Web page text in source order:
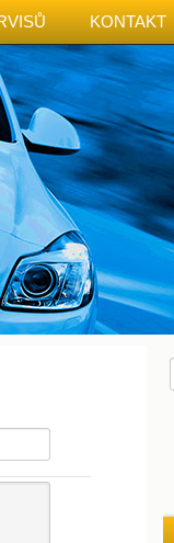
KONTAKT